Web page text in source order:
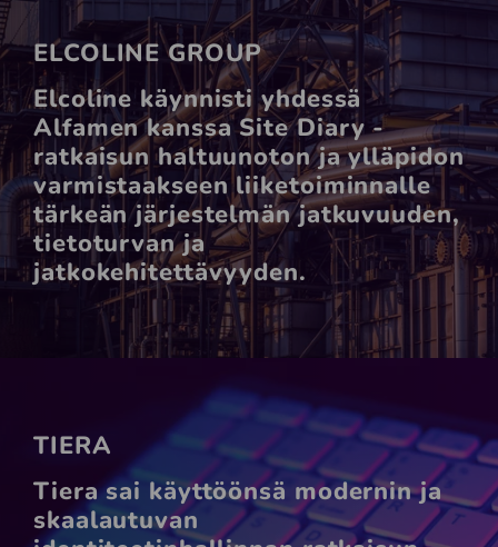
ELCOLINE GROUP
Elcoline käynnisti yhdessä
Alfamen kanssa Site Diary -
ratkaisun haltuunoton ja ylläpidon
varmistaakseen liiketoiminnalle
tärkeän järjestelmän jatkuvuuden,
tietoturvan ja
jatkokehitettävyyden.
TIERA
Tiera sai käyttöönsä modernin ja
skaalautuvan